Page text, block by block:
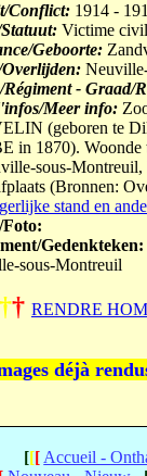
Conflict: 1914 -
Victime
Geboorte:
Overlijden:
Régiment - Graad/
Meer info:
(geboren te
in 1870). Woonde
sous-Montreuil,
(Bronnen:
stand en
Gedenkteken:
sous-Montreuil
†† RENDRE
déjà
[[[ Accueil -